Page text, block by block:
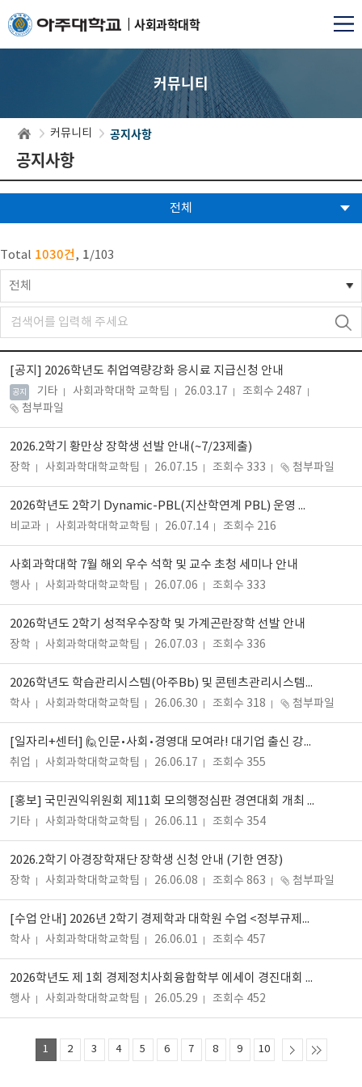
사회과학대학
커뮤니티
커뮤니티 공지사항
공지사항
전체
Total 1030건, 1/103
전체
[공지] 2026학년도 취업역량강화 응시료 지급신청 안내
공지 기타 사회과학대학 교학팀 26.03.17
조회수 2487
첨부파일
2026.2학기 황만상 장학생 선발 안내(~7/23제출)
장학 사회과학대학교학팀 26.07.15 조회수 333 첨부파일
2026학년도 2학기 Dynamic-PBL(지산학연계 PBL) 운영 지원사업 참여 학생 모집 안내
비교과 사회과학대학교학팀 26.07.14 조회수 216
사회과학대학 7월 해외 우수 석학 및 교수 초청 세미나 안내
행사 사회과학대학교학팀 26.07.06 조회수 333
2026학년도 2학기 성적우수장학 및 가계곤란장학 선발 안내
장학 사회과학대학교학팀 26.07.03 조회수 336
2026학년도 학습관리시스템(아주Bb) 및 콘텐츠관리시스템(포트폴리오) 콘텐츠 삭제 안내
학사 사회과학대학교학팀 26.06.30 조회수 318 첨부파일
[일자리+센터] 🙋인문•사회•경영대 모여라! 대기업 출신 강사님과 함께 '취업부트캠프 4기' 로 취준 끝내자!🔥
취업 사회과학대학교학팀 26.06.17 조회수 355
[홍보] 국민권익위원회 제11회 모의행정심판 경연대회 개최 관련 협조 요청
기타 사회과학대학교학팀 26.06.11 조회수 354
2026.2학기 아경장학재단 장학생 신청 안내 (기한 연장)
장학 사회과학대학교학팀 26.06.08 조회수 863 첨부파일
[수업 안내] 2026년 2학기 경제학과 대학원 수업 <정부규제론>
학사 사회과학대학교학팀 26.06.01 조회수 457
2026학년도 제 1회 경제정치사회융합학부 에세이 경진대회 발표도 듣고, 기프티콘도 받고! 참관 이벤트 안내
행사 사회과학대학교학팀 26.05.29 조회수 452
1 2 3 4 5 6 7 8 9 10